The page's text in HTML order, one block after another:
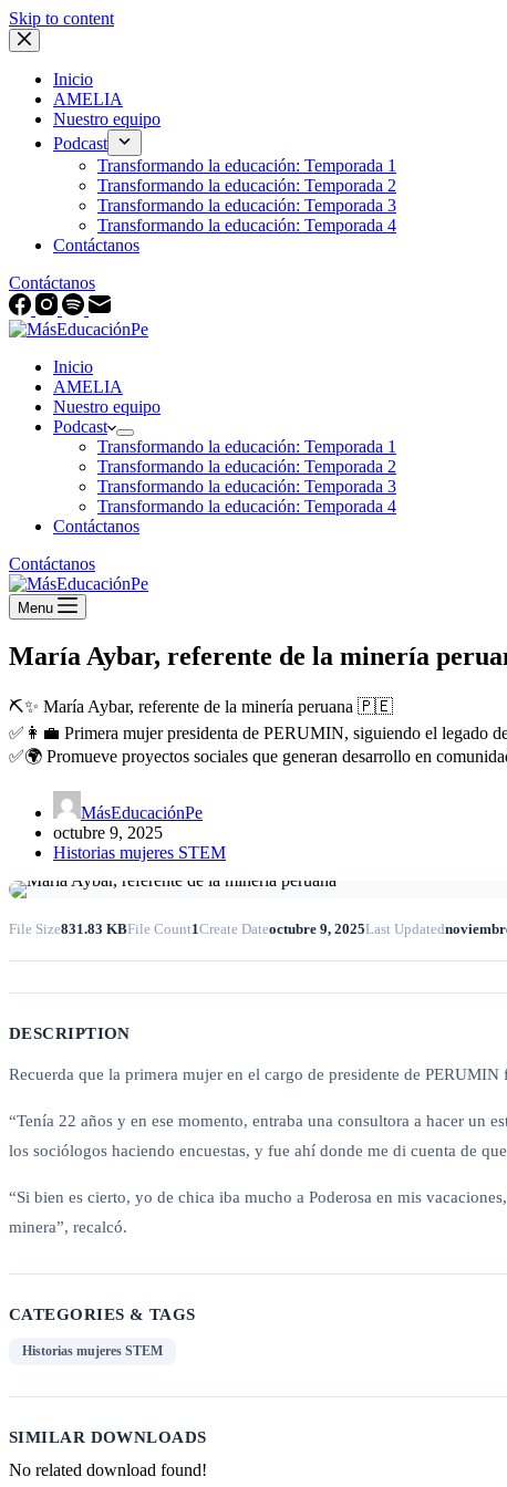
Skip to content
Inicio
AMELIA
Nuestro equipo
Podcast
Transformando la educación: Temporada 1
Transformando la educación: Temporada 2
Transformando la educación: Temporada 3
Transformando la educación: Temporada 4
Contáctanos
Contáctanos
Inicio
AMELIA
Nuestro equipo
Podcast
Transformando la educación: Temporada 1
Transformando la educación: Temporada 2
Transformando la educación: Temporada 3
Transformando la educación: Temporada 4
Contáctanos
Contáctanos
Menu
María Aybar, referente de la minería
⛏️✨ María Aybar, referente de la minería peruana 🇵🇪
✅👩‍💼 Primera mujer presidenta de PERUMIN, siguiendo el legado
✅🌍 Promueve proyectos sociales que generan desarrollo en
MásEducaciónPe
octubre 9, 2025
Historias mujeres STEM
File Size831.83 KBFile Count1Create Dateoctubre 9, 2025Last Updated
DESCRIPTION
Recuerda que la primera mujer en el cargo de presidente de
“Tenía 22 años y en ese momento, entraba una consultora a hacer un
los sociólogos haciendo encuestas, y fue ahí donde me di cuenta de
“Si bien es cierto, yo de chica iba mucho a Poderosa en mis
minera”, recalcó.
CATEGORIES & TAGS
Historias mujeres STEM
SIMILAR DOWNLOADS
No related download found!